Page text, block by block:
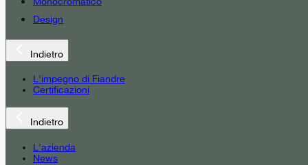
Design
Indietro
L'impegno di Fiandre
Certificazioni
Indietro
L'azienda
News